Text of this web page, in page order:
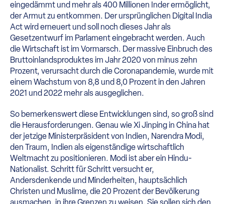
eingedämmt und mehr als 400 Millionen Inder ermöglicht,
der Armut zu entkommen. Der ursprünglichen Digital India
Act wird erneuert und soll noch dieses Jahr als
Gesetzentwurf im Parlament eingebracht werden. Auch
die Wirtschaft ist im Vormarsch. Der massive Einbruch des
Bruttoinlandsproduktes im Jahr 2020 von minus zehn
Prozent, verursacht durch die Coronapandemie, wurde mit
einem Wachstum von 8,8 und 8,0 Prozent in den Jahren
2021 und 2022 mehr als ausgeglichen.
So bemerkenswert diese Entwicklungen sind, so groß sind
die Herausforderungen. Genau wie Xi Jinping in China hat
der jetzige Ministerpräsident von Indien, Narendra Modi,
den Traum, Indien als eigenständige wirtschaftlich
Weltmacht zu positionieren. Modi ist aber ein Hindu-
Nationalist. Schritt für Schritt versucht er,
Andersdenkende und Minderheiten, hauptsächlich
Christen und Muslime, die 20 Prozent der Bevölkerung